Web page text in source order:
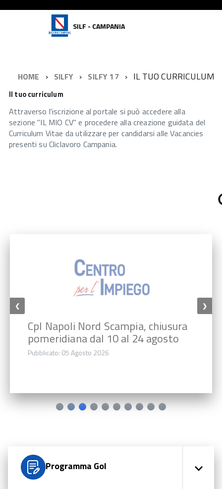
SILF - CAMPANIA
HOME SILFY SILFY 17 IL TUO CURRICULUM
Il tuo curriculum
Attraverso l'iscrizione al portale si può accedere alla
sezione "IL MIO CV" e procedere alla creazione guidata del
Curriculum Vitae da utilizzare per candidarsi alle Vacancies
presenti su Cliclavoro Campania.
CpI Napoli Nord Scampia, chiusura
pomeridiana dal 10 al 24 agosto
Pubblicato: 05 Agosto 2026
❮ ❯
Programma Gol